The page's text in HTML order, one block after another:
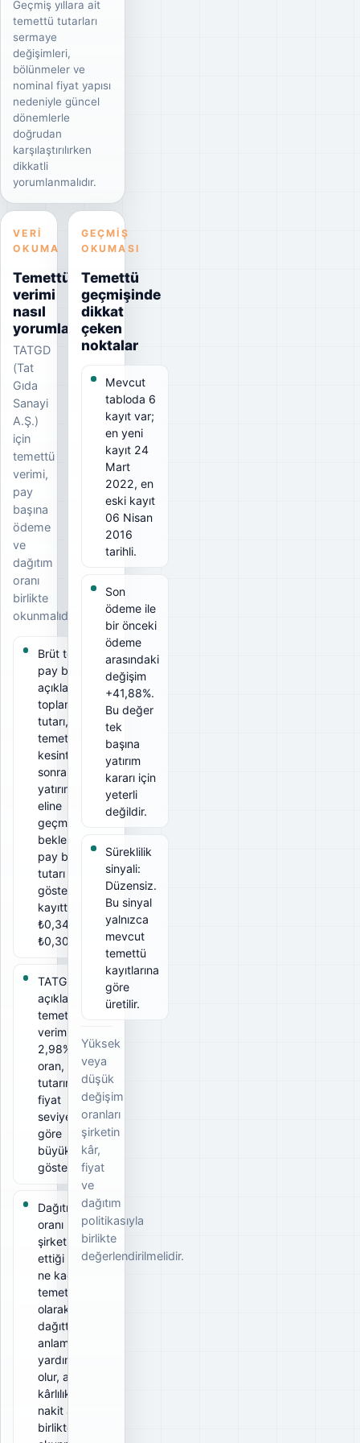
Geçmiş yıllara ait
temettü tutarları
sermaye
değişimleri,
bölünmeler ve
nominal fiyat yapısı
nedeniyle güncel
dönemlerle
doğrudan
karşılaştırılırken
dikkatli
yorumlanmalıdır.
VERI
OKUMA
Temettü
verimi
nasıl
yorumlanmalı?
TATGD
(Tat
Gıda
Sanayi
A.Ş.)
için
temettü
verimi,
pay
başına
ödeme
ve
dağıtım
oranı
birlikte
okunmalıdır.
Brüt temettü
pay başına
açıklanan
toplam
tutarı, net
temettü ise
kesintiler
sonrası
yatırımcının
eline
geçmesi
beklenen
pay başına
tutarı
gösterir. Bu
kayıtta brüt
₺0,34, net
₺0,3015.
TATGD için
açıklanan
temettü
verimi
2,98%. Bu
oran, ödeme
tutarının ilgili
fiyat
seviyesine
göre
büyüklüğünü
gösterir.
Dağıtım
oranı 20%;
şirketin elde
ettiği kârın
ne kadarını
temettü
olarak
dağıttığını
anlamaya
yardımcı
olur, ancak
kârlılık ve
nakit akışıyla
birlikte
GEÇMIŞ
OKUMASI
Temettü
geçmişinde
dikkat
çeken
noktalar
Mevcut
tabloda 6
kayıt var;
en yeni
kayıt 24
Mart
2022, en
eski kayıt
06 Nisan
2016
tarihli.
Son
ödeme ile
bir önceki
ödeme
arasındaki
değişim
+41,88%.
Bu değer
tek
başına
yatırım
kararı için
yeterli
değildir.
Süreklilik
sinyali:
Düzensiz.
Bu sinyal
yalnızca
mevcut
temettü
kayıtlarına
göre
üretilir.
Yüksek
veya
düşük
değişim
oranları
şirketin
kâr,
fiyat
ve
dağıtım
politikasıyla
birlikte
değerlendirilmelidir.